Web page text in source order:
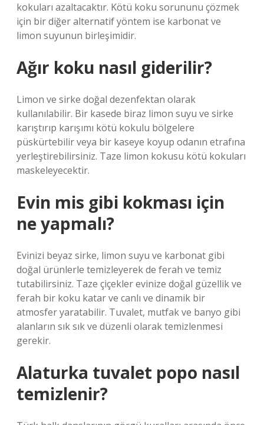
kokuları azaltacaktır. Kötü koku sorununu çözmek
için bir diğer alternatif yöntem ise karbonat ve
limon suyunun birleşimidir.
Ağır koku nasıl giderilir?
Limon ve sirke doğal dezenfektan olarak
kullanılabilir. Bir kasede biraz limon suyu ve sirke
karıştırıp karışımı kötü kokulu bölgelere
püskürtebilir veya bir kaseye koyup odanın etrafına
yerleştirebilirsiniz. Taze limon kokusu kötü kokuları
maskeleyecektir.
Evin mis gibi kokması için
ne yapmalı?
Evinizi beyaz sirke, limon suyu ve karbonat gibi
doğal ürünlerle temizleyerek de ferah ve temiz
tutabilirsiniz. Taze çiçekler evinize doğal güzellik ve
ferah bir koku katar ve canlı ve dinamik bir
atmosfer yaratabilir. Tuvalet, mutfak ve banyo gibi
alanların sık sık ve düzenli olarak temizlenmesi
gerekir.
Alaturka tuvalet popo nasıl
temizlenir?